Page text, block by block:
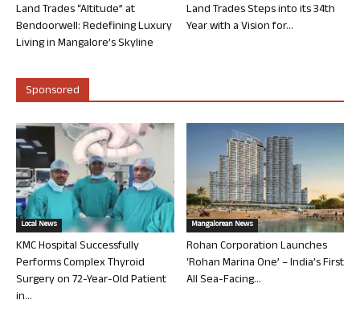
Land Trades “Altitude” at
Bendoorwell: Redefining Luxury
Living in Mangalore’s Skyline
Land Trades Steps into its 34th
Year with a Vision for...
Sponsored
Local News
KMC Hospital Successfully
Performs Complex Thyroid
Surgery on 72-Year-Old Patient
in...
Mangalorean News
Rohan Corporation Launches
‘Rohan Marina One’ – India’s First
All Sea-Facing...